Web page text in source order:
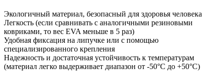
Экологичный материал, безопасный для здоровья человека
Легкость (если сравнивать с аналогичными резиновыми
ковриками, то вес EVA меньше в 5 раз)
Удобная фиксация на липучке или с помощью
специализированного крепления
Надежность и достаточная устойчивость к температурам
(материал легко выдерживает диапазон от -50°С до +50°С)